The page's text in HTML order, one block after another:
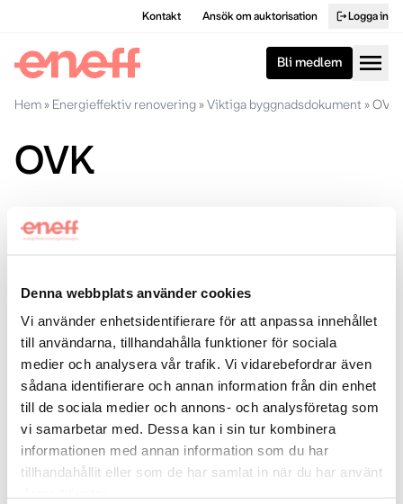
Denna webbplats använder cookies
Vi använder enhetsidentifierare för att anpassa innehållet
till användarna, tillhandahålla funktioner för sociala
medier och analysera vår trafik. Vi vidarebefordrar även
sådana identifierare och annan information från din enhet
till de sociala medier och annons- och analysföretag som
vi samarbetar med. Dessa kan i sin tur kombinera
informationen med annan information som du har
tillhandahållit eller som de har samlat in när du har använt
Kontakt Ansök om auktorisation logoutLogga in
Bli medlem menu
Hem» Energieffektiv renovering»Viktiga byggnadsdokument »OVK
OVK
En obligatorisk ventilationskontroll ska göras i de flesta
byggnader med löpande intervall. Dokumentation kring
detta ger viktig information till arbetet med
energieffektiviseringsåtgärder i protokollet, dels kan man få
uppslag på åtgärder.
Läs mer på Boverkets hemsida
Få vårt nyhetsbrev
Eneff ger dig senaste nytt gällande effekt och